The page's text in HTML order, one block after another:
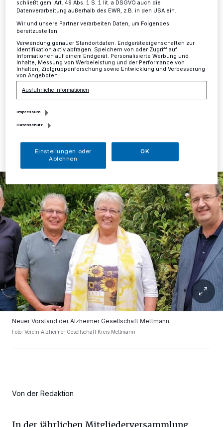
heranführen
Mettmann·Der Verein Alzheimer-Gesellschaft Kreis
Mettmann ist seit Jahren in der Region tätig und
engagiert sich für Menschen, die von Demenz
betroffen sind. Die Geschäftsstelle der Gesellschaft
befindet sich in Mettmann und hier unterhält sie auch
den Seniorentreff „jute Stuw“.
26.08.2022 , 14:50 Uhr
Neuer Vorstand der Alzheimer Gesellschaft Mettmann.
Foto: Verein Alzheimer Gesellschaft Kreis Mettmann
Von der Redaktion
schließt gem. Art. 49 Abs. 1 S. 1 lit. a DSGVO auch die
Datenverarbeitung außerhalb des EWR, z.B. in den USA ein.
Wir und unsere Partner verarbeiten Daten, um Folgendes
bereitzustellen:
Verwendung genauer Standortdaten. Endgeräteeigenschaften zur
Identifikation aktiv abfragen. Speichern von oder Zugriff auf
Informationen auf einem Endgerät. Personalisierte Werbung und
Inhalte, Messung von Werbeleistung und der Performance von
Inhalten, Zielgruppenforschung sowie Entwicklung und Verbesserung
von Angeboten.
Ausführliche Informationen
Impressum
Datenschutz
Einstellungen oder
Ablehnen
OK